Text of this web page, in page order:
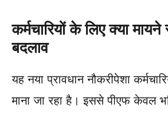
कर्मचारियों के लिए क्या
बदलाव
यह नया प्रावधान नौकरीपेशा
माना जा रहा है। इससे पीएफ केवल